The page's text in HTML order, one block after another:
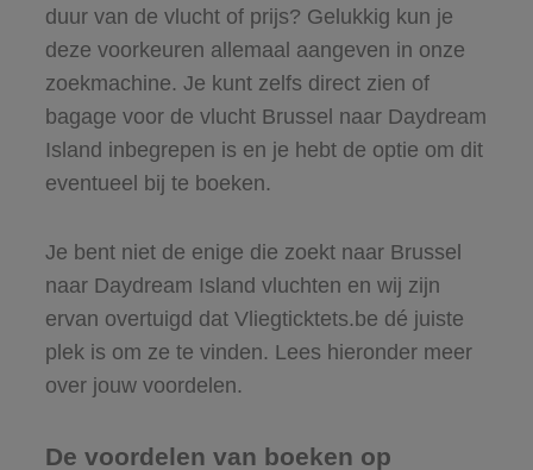
duur van de vlucht of prijs? Gelukkig kun je
deze voorkeuren allemaal aangeven in onze
zoekmachine. Je kunt zelfs direct zien of
bagage voor de vlucht Brussel naar Daydream
Island inbegrepen is en je hebt de optie om dit
eventueel bij te boeken.
Je bent niet de enige die zoekt naar Brussel
naar Daydream Island vluchten en wij zijn
ervan overtuigd dat Vliegticktets.be dé juiste
plek is om ze te vinden. Lees hieronder meer
over jouw voordelen.
De voordelen van boeken op